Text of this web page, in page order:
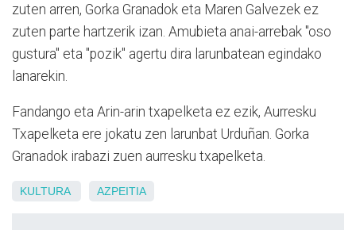
zuten arren, Gorka Granadok eta Maren Galvezek ez
zuten parte hartzerik izan. Amubieta anai-arrebak "oso
gustura" eta "pozik" agertu dira larunbatean egindako
lanarekin.
Fandango eta Arin-arin txapelketa ez ezik, Aurresku
Txapelketa ere jokatu zen larunbat Urduñan. Gorka
Granadok irabazi zuen aurresku txapelketa.
KULTURA AZPEITIA